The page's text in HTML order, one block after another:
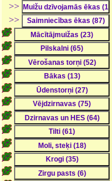
>>
>>